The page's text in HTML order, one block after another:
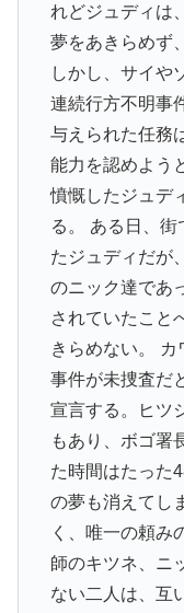
れどジュディは
夢をあきらめず
しかし、サイや
連続行方不明事
与えられた任務
能力を認めよう
憤慨したジュデ
る。 ある日、
たジュディだが
のニック達であ
されていたこと
きらめない。
事件が未捜査だ
宣言する。ヒツ
もあり、ボゴ署
た時間はたった
の夢も消えてし
く、唯一の頼み
師のキツネ、ニ
ない二人は、互